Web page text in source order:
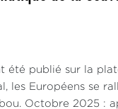
été publié sur la
les Européens se
Octobre 2025 :